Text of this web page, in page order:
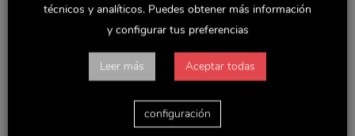
técnicos y analíticos. Puedes obtener más información
y configurar tus preferencias
Leer más Aceptar todas
configuración